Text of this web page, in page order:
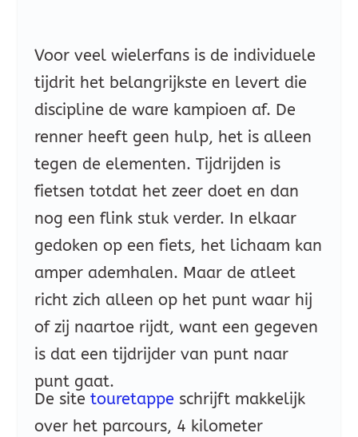
Voor veel wielerfans is de individuele
tijdrit het belangrijkste en levert die
discipline de ware kampioen af. De
renner heeft geen hulp, het is alleen
tegen de elementen. Tijdrijden is
fietsen totdat het zeer doet en dan
nog een flink stuk verder. In elkaar
gedoken op een fiets, het lichaam kan
amper ademhalen. Maar de atleet
richt zich alleen op het punt waar hij
of zij naartoe rijdt, want een gegeven
is dat een tijdrijder van punt naar
punt gaat.
De site touretappe schrijft makkelijk
over het parcours, 4 kilometer